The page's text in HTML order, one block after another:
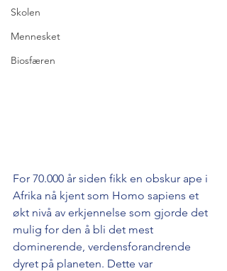
Skolen
Mennesket
Biosfæren
For 70.000 år siden fikk en obskur ape i
Afrika nå kjent som Homo sapiens et
økt nivå av erkjennelse som gjorde det
mulig for den å bli det mest
dominerende, verdensforandrende
dyret på planeten. Dette var